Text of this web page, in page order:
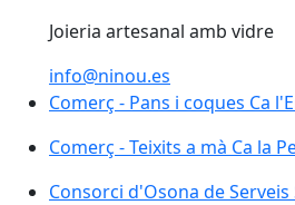
Joieria artesanal amb vidre
info@ninou.es
Comerç - Pans i coques Ca
Comerç - Teixits a mà Ca la
Consorci d'Osona de Serveis
Consorci d'Osona de Serveis